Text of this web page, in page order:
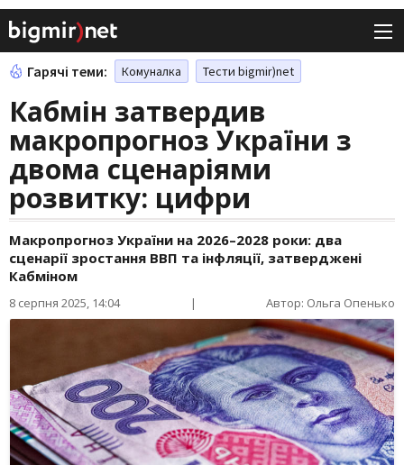
Гарячі теми: Комуналка Тести bigmir)net
Кабмін затвердив
макропрогноз України з
двома сценаріями
розвитку: цифри
Макропрогноз України на 2026–2028 роки: два
сценарії зростання ВВП та інфляції, затверджені
Кабміном
8 серпня 2025, 14:04 | Автор: Ольга Опенько